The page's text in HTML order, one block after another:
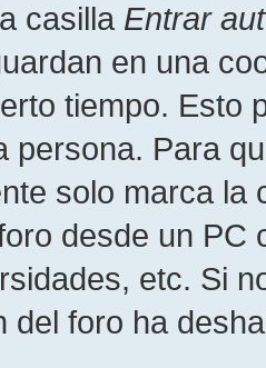
casilla Entrar
en una
tiempo. Esto
persona. Para
solo marca la
desde un PC
etc. Si
del foro ha